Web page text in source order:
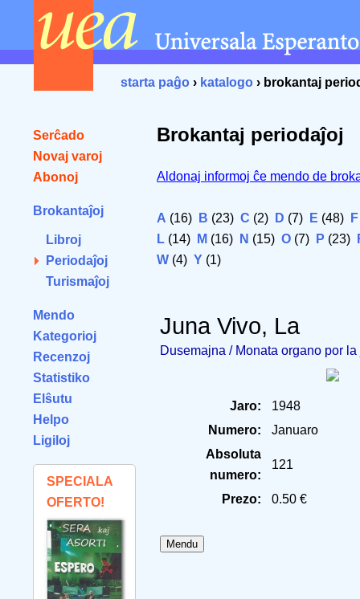
starta paĝo › katalogo › brokantaj
Serĉado
Novaj varoj
Abonoj
Brokantaĵoj
Libroj
Periodaĵoj
Turismaĵoj
Mendo
Kategorioj
Recenzoj
Statistiko
Elŝutu
Helpo
Ligiloj
SPECIALA
OFERTO!
Brokantaj periodaĵoj
Aldonaj informoj ĉe mendo de
A (16) B (23) C (2) D (7) E (48) F
L (14) M (16) N (15) O (7) P (23)
W (4) Y (1)
Juna Vivo, La
Dusemajna / Monata organo por
Jaro:
1948
Numero:
Januaro
Absoluta
numero:
121
Prezo: 0.50 €